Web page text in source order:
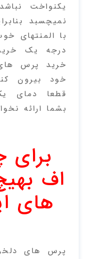
یکنواخت
نمیچسبد
با المنتهای
درجه یک
خرید پرس
خود بیرون
قطعا دمای
بشما ارائه
اف
های
پرس های